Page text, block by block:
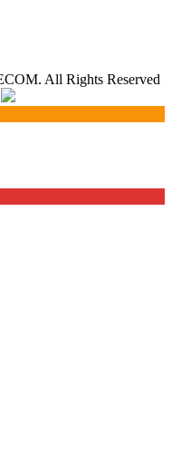
All Rights Reserved